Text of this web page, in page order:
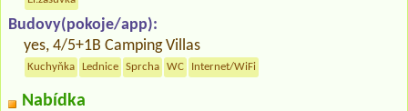
Budovy(pokoje/app):
yes, 4/5+1B Camping Villas
Kuchyňka Lednice Sprcha WC Internet/WiFi
Nabídka